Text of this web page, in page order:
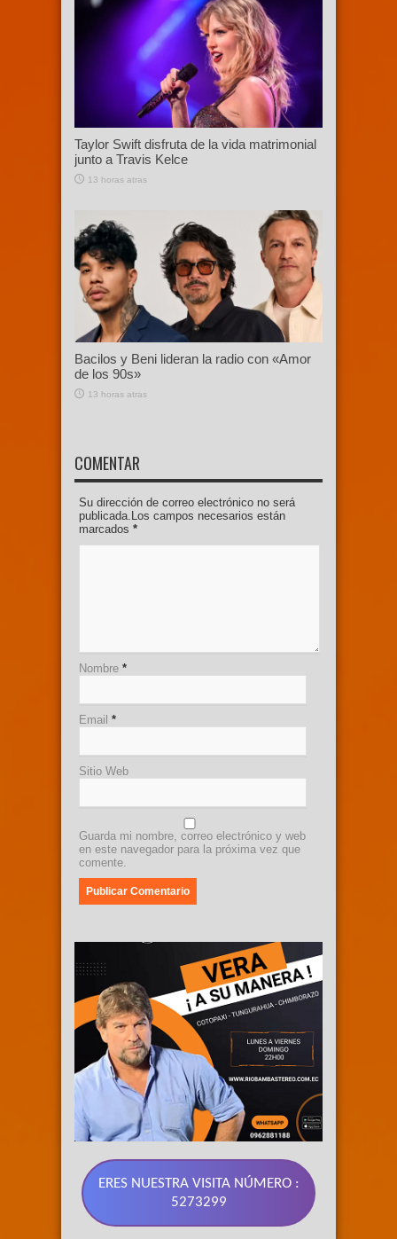
Taylor Swift disfruta de la vida matrimonial
junto a Travis Kelce
13 horas atras
Bacilos y Beni lideran la radio con «Amor
de los 90s»
13 horas atras
COMENTAR
Su dirección de correo electrónico no será
publicada.Los campos necesarios están
marcados *
Nombre *
Email *
Sitio Web
Guarda mi nombre, correo electrónico y web
en este navegador para la próxima vez que
comente.
ERES NUESTRA VISITA NÚMERO :
5273299
89.3 FM